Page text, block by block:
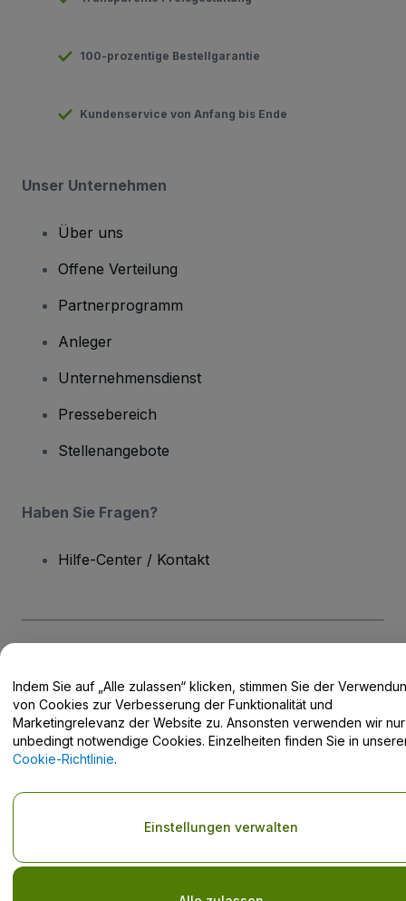
100-prozentige Bestellgarantie
Kundenservice von Anfang bis Ende
Unser Unternehmen
Über uns
Offene Verteilung
Partnerprogramm
Anleger
Unternehmensdienst
Pressebereich
Stellenangebote
Haben Sie Fragen?
Hilfe-Center / Kontakt
Durch die Nutzung dieser Website akzeptieren Sie die
Allgemeinen
Geschäftsbedingungenund dieDatenschutzerklärung sowie die
Cookie-Richtlinie undDatenschutzrichtlinie für Mobilanwendungen
Keine Weitergabe meiner personenbezogenen Daten/Ihre
Datenschutzoptionen
Indem Sie auf „Alle zulassen“ klicken, stimmen Sie der
von Cookies zur Verbesserung der Funktionalität und
Marketingrelevanz der Website zu. Ansonsten verwenden wir nur
unbedingt notwendige Cookies. Einzelheiten finden Sie in
Cookie-Richtlinie.
Einstellungen verwalten